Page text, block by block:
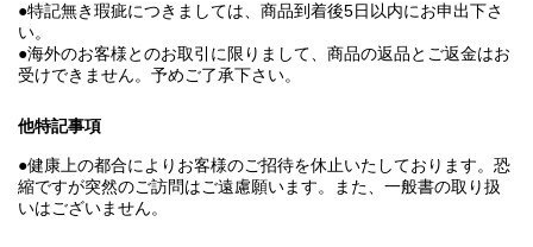
●特記無き瑕疵につきましては、商品到着後5日以内にお申出下さ
い。
●海外のお客様とのお取引に限りまして、商品の返品とご返金はお
受けできません。予めご了承下さい。
他特記事項
●健康上の都合によりお客様のご招待を休止いたしております。恐
縮ですが突然のご訪問はご遠慮願います。また、一般書の取り扱
いはございません。